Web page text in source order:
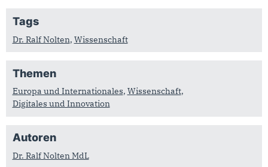
Tags
Dr. Ralf Nolten, Wissenschaft
Themen
Europa und Internationales, Wissenschaft,
Digitales und Innovation
Autoren
Dr. Ralf Nolten MdL